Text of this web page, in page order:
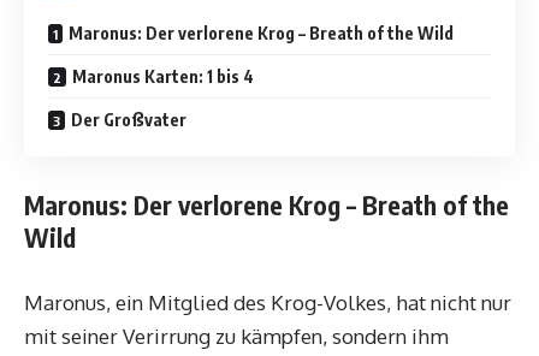
Maronus: Der verlorene Krog – Breath of the Wild
Maronus Karten: 1 bis 4
Der Großvater
Maronus: Der verlorene Krog – Breath of the
Wild
Maronus, ein Mitglied des Krog-Volkes, hat nicht nur
mit seiner Verirrung zu kämpfen, sondern ihm